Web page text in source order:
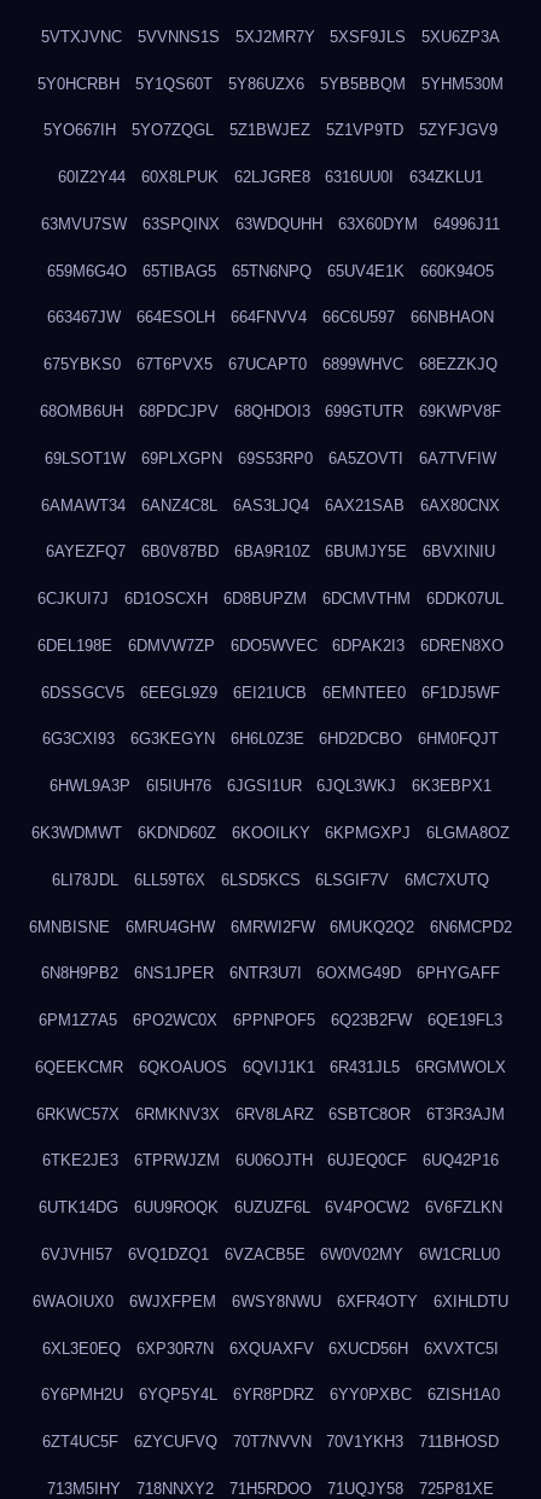
5VTXJVNC 5VVNNS1S 5XJ2MR7Y 5XSF9JLS 5XU6ZP3A
5Y0HCRBH 5Y1QS60T 5Y86UZX6 5YB5BBQM 5YHM530M
5YO667IH 5YO7ZQGL 5Z1BWJEZ 5Z1VP9TD 5ZYFJGV9
60IZ2Y44 60X8LPUK 62LJGRE8 6316UU0I 634ZKLU1
63MVU7SW 63SPQINX 63WDQUHH 63X60DYM 64996J11
659M6G4O 65TIBAG5 65TN6NPQ 65UV4E1K 660K94O5
663467JW 664ESOLH 664FNVV4 66C6U597 66NBHAON
675YBKS0 67T6PVX5 67UCAPT0 6899WHVC 68EZZKJQ
68OMB6UH 68PDCJPV 68QHDOI3 699GTUTR 69KWPV8F
69LSOT1W 69PLXGPN 69S53RP0 6A5ZOVTI 6A7TVFIW
6AMAWT34 6ANZ4C8L 6AS3LJQ4 6AX21SAB 6AX80CNX
6AYEZFQ7 6B0V87BD 6BA9R10Z 6BUMJY5E 6BVXINIU
6CJKUI7J 6D1OSCXH 6D8BUPZM 6DCMVTHM 6DDK07UL
6DEL198E 6DMVW7ZP 6DO5WVEC 6DPAK2I3 6DREN8XO
6DSSGCV5 6EEGL9Z9 6EI21UCB 6EMNTEE0 6F1DJ5WF
6G3CXI93 6G3KEGYN 6H6L0Z3E 6HD2DCBO 6HM0FQJT
6HWL9A3P 6I5IUH76 6JGSI1UR 6JQL3WKJ 6K3EBPX1
6K3WDMWT 6KDND60Z 6KOOILKY 6KPMGXPJ 6LGMA8OZ
6LI78JDL 6LL59T6X 6LSD5KCS 6LSGIF7V 6MC7XUTQ
6MNBISNE 6MRU4GHW 6MRWI2FW 6MUKQ2Q2 6N6MCPD2
6N8H9PB2 6NS1JPER 6NTR3U7I 6OXMG49D 6PHYGAFF
6PM1Z7A5 6PO2WC0X 6PPNPOF5 6Q23B2FW 6QE19FL3
6QEEKCMR 6QKOAUOS 6QVIJ1K1 6R431JL5 6RGMWOLX
6RKWC57X 6RMKNV3X 6RV8LARZ 6SBTC8OR 6T3R3AJM
6TKE2JE3 6TPRWJZM 6U06OJTH 6UJEQ0CF 6UQ42P16
6UTK14DG 6UU9ROQK 6UZUZF6L 6V4POCW2 6V6FZLKN
6VJVHI57 6VQ1DZQ1 6VZACB5E 6W0V02MY 6W1CRLU0
6WAOIUX0 6WJXFPEM 6WSY8NWU 6XFR4OTY 6XIHLDTU
6XL3E0EQ 6XP30R7N 6XQUAXFV 6XUCD56H 6XVXTC5I
6Y6PMH2U 6YQP5Y4L 6YR8PDRZ 6YY0PXBC 6ZISH1A0
6ZT4UC5F 6ZYCUFVQ 70T7NVVN 70V1YKH3 711BHOSD
713M5IHY 718NNXY2 71H5RDOO 71UQJY58 725P81XE